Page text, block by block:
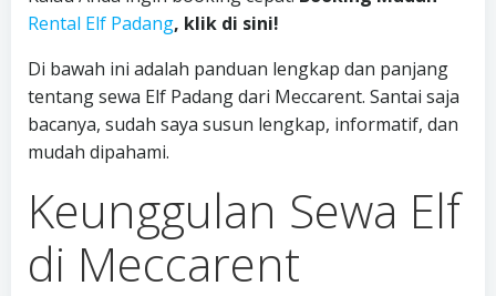
Rental Elf Padang, klik di sini!
Di bawah ini adalah panduan lengkap dan panjang
tentang sewa Elf Padang dari Meccarent. Santai saja
bacanya, sudah saya susun lengkap, informatif, dan
mudah dipahami.
Keunggulan Sewa Elf
di Meccarent